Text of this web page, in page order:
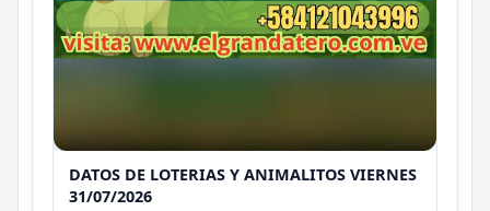
DATOS DE LOTERIAS Y ANIMALITOS VIERNES
31/07/2026